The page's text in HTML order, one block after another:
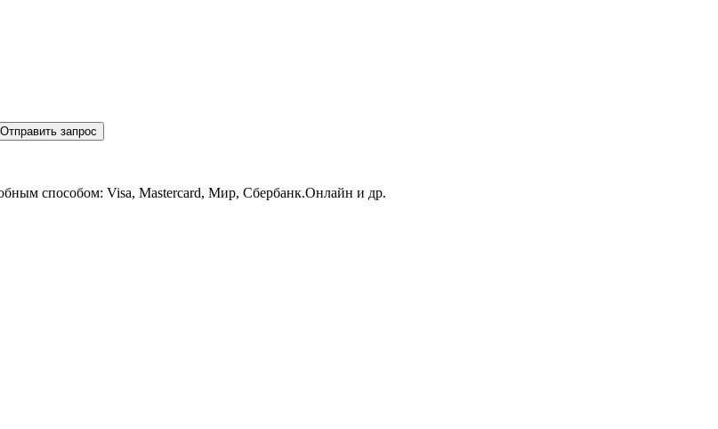
Отправить запрос
способом: Visa, Mastercard, Мир, Сбербанк.Онлайн и др.